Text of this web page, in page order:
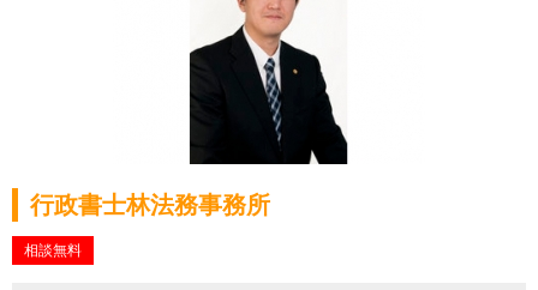
行政書士林法務事務所
相談無料